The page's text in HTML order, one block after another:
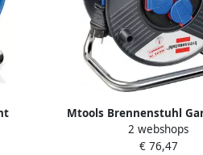
5 |
Mtools Brennenstuhl
kabelhaspel 25m AT-
blauw |
2 webshops
€ 76,47